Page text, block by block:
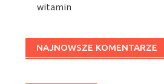
witamin
NAJNOWSZE KOMENTARZE